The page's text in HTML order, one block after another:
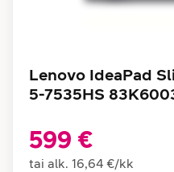
Lenovo IdeaPad
5-7535HS
599 €
tai alk. 16,64 €/kk